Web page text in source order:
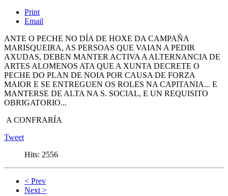
Print
Email
ANTE O PECHE NO DÍA DE HOXE DA CAMPAÑA
MARISQUEIRA, AS PERSOAS QUE VAIAN A PEDIR
AXUDAS, DEBEN MANTER ACTIVA A ALTERNANCIA DE
ARTES ALOMENOS ATA QUE A XUNTA DECRETE O
PECHE DO PLAN DE NOIA POR CAUSA DE FORZA
MAIOR E SE ENTREGUEN OS ROLES NA CAPITANIA... E
MANTERSE DE ALTA NA S. SOCIAL, E UN REQUISITO
OBRIGATORIO...
A CONFRARÍA
Tweet
Hits: 2556
< Prev
Next >